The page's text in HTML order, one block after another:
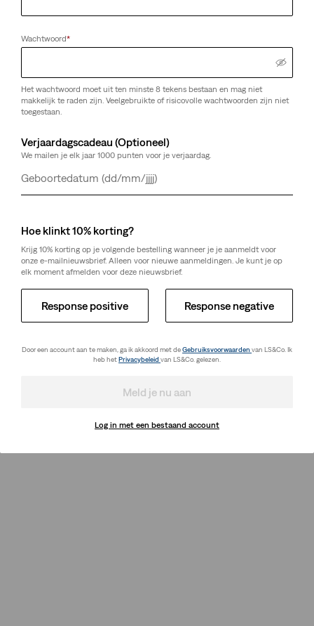
Wachtwoord*
Het wachtwoord moet uit ten minste 8 tekens bestaan en mag niet
makkelijk te raden zijn. Veelgebruikte of risicovolle wachtwoorden zijn niet
toegestaan.
Verjaardagscadeau (Optioneel)
We mailen je elk jaar 1000 punten voor je verjaardag.
Dag
Maand
Jaar
Hoe klinkt 10% korting?
Krijg 10% korting op je volgende bestelling wanneer je je aanmeldt voor
onze e-mailnieuwsbrief. Alleen voor nieuwe aanmeldingen. Je kunt je op
elk moment afmelden voor deze nieuwsbrief.
Response positive Response negative
Door een account aan te maken, ga ik akkoord met deGebruiksvoorwaarden van LS&Co. Ik
heb hetPrivacybeleid van LS&Co. gelezen.
Meld je nu aan
Log in met een bestaand account